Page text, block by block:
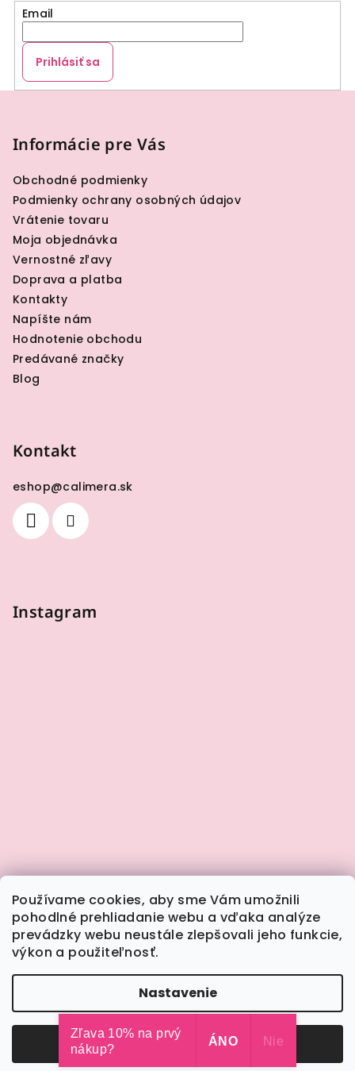
Používame cookies, aby sme Vám umožnili
pohodlné prehliadanie webu a vďaka analýze
prevádzky webu neustále zlepšovali jeho funkcie,
výkon a použiteľnosť.
Nastavenie
Odmietnuť Súhlasím
Email
Prihlásiť sa
Informácie pre Vás
Obchodné podmienky
Podmienky ochrany osobných údajov
Vrátenie tovaru
Moja objednávka
Vernostné zľavy
Doprava a platba
Kontakty
Napíšte nám
Hodnotenie obchodu
Predávané značky
Blog
Kontakt
eshop@calimera.sk
Instagram
Sledovať na Instagrame
Copyright 2026Calimera.sk. Všetky práva
vyhradené.Upraviť nastavenie cookies
Zľava 10% na prvý
nákup?
ÁNO Nie